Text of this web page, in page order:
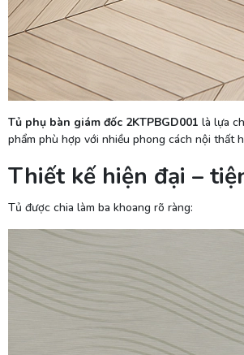
Tủ phụ bàn giám đốc 2KTPBGD001 là lựa
phẩm phù hợp với nhiều phong cách nội thất
Thiết kế hiện đại –
Tủ được chia làm ba khoang rõ ràng: